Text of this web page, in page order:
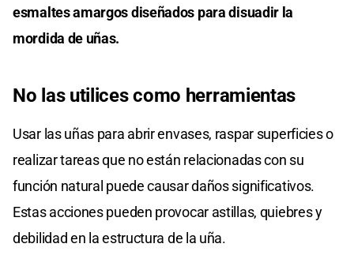
esmaltes amargos diseñados para disuadir la
mordida de uñas.
No las utilices como herramientas
Usar las uñas para abrir envases, raspar superficies o
realizar tareas que no están relacionadas con su
función natural puede causar daños significativos.
Estas acciones pueden provocar astillas, quiebres y
debilidad en la estructura de la uña.